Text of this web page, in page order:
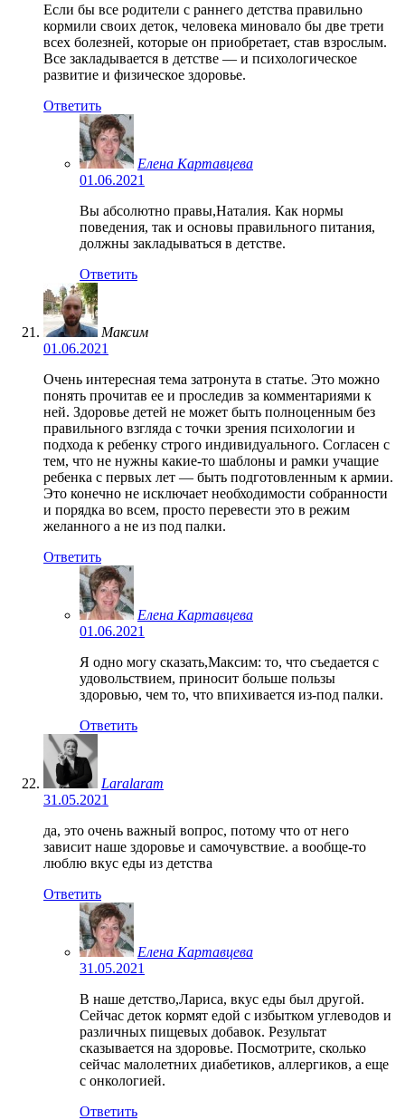
Если бы все родители с раннего детства правильно
кормили своих деток, человека миновало бы две трети
всех болезней, которые он приобретает, став взрослым.
Все закладывается в детстве — и психологическое
развитие и физическое здоровье.
Ответить
Елена Картавцева
01.06.2021
Вы абсолютно правы,Наталия. Как нормы
поведения, так и основы правильного питания,
должны закладываться в детстве.
Ответить
Максим
01.06.2021
Очень интересная тема затронута в статье. Это можно
понять прочитав ее и проследив за комментариями к
ней. Здоровье детей не может быть полноценным без
правильного взгляда с точки зрения психологии и
подхода к ребенку строго индивидуального. Согласен с
тем, что не нужны какие-то шаблоны и рамки учащие
ребенка с первых лет — быть подготовленным к армии.
Это конечно не исключает необходимости собранности
и порядка во всем, просто перевести это в режим
желанного а не из под палки.
Ответить
Елена Картавцева
01.06.2021
Я одно могу сказать,Максим: то, что съедается с
удовольствием, приносит больше пользы
здоровью, чем то, что впихивается из-под палки.
Ответить
Laralaram
31.05.2021
да, это очень важный вопрос, потому что от него
зависит наше здоровье и самочувствие. а вообще-то
люблю вкус еды из детства
Ответить
Елена Картавцева
31.05.2021
В наше детство,Лариса, вкус еды был другой.
Сейчас деток кормят едой с избытком углеводов и
различных пищевых добавок. Результат
сказывается на здоровье. Посмотрите, сколько
сейчас малолетних диабетиков, аллергиков, а еще
с онкологией.
Ответить